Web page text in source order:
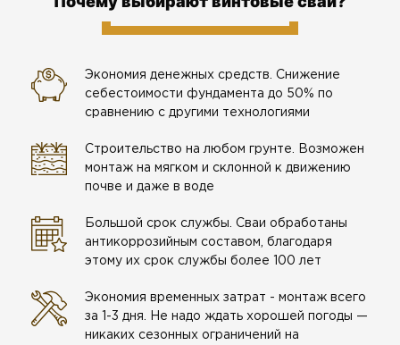
Экономия денежных средств. Снижение
себестоимости фундамента до 50% по
сравнению с другими технологиями
Строительство на любом грунте. Возможен
монтаж на мягком и склонной к движению
почве и даже в воде
Большой срок службы. Сваи обработаны
антикоррозийным составом, благодаря
этому их срок службы более 100 лет
Экономия временных затрат - монтаж всего
за 1-3 дня. Не надо ждать хорошей погоды —
никаких сезонных ограничений на